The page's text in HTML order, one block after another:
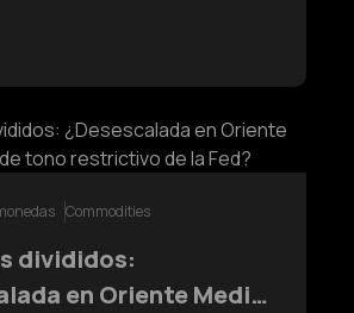
bursátiles, y
Commodities
divididos:
en Oriente Medio